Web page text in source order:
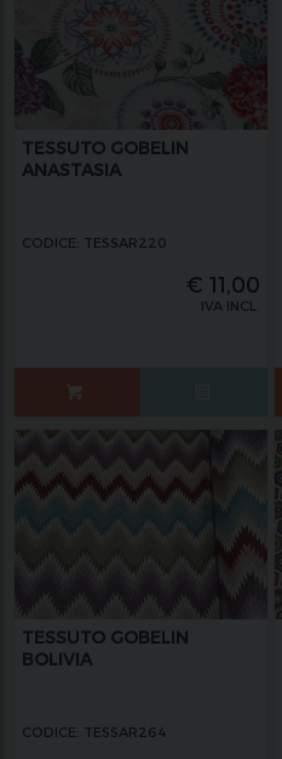
TESSUTO GOBELIN
ANASTASIA
CODICE: TESSAR220
€ 11,00
IVA INCL.
TESSUTO GOBELIN
BOLIVIA
CODICE: TESSAR264